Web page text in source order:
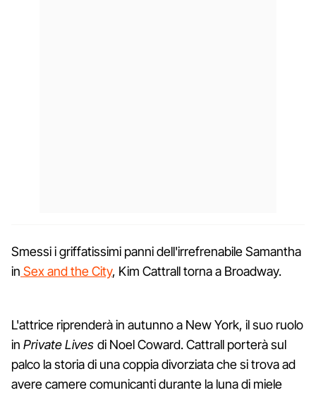
Smessi i griffatissimi panni dell'irrefrenabile Samantha
in Sex and the City, Kim Cattrall torna a Broadway.
L'attrice riprenderà in autunno a New York, il suo ruolo
in Private Lives di Noel Coward. Cattrall porterà sul
palco la storia di una coppia divorziata che si trova ad
avere camere comunicanti durante la luna di miele